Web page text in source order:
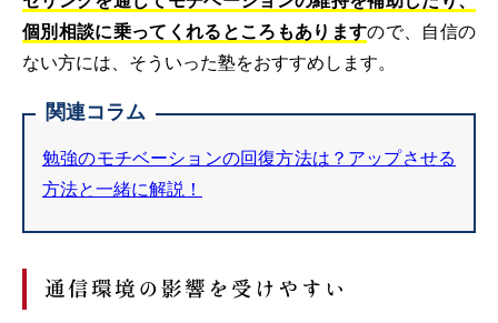
個別相談に乗ってくれるところもありますので、自信の
ない方には、そういった塾をおすすめします。
関連コラム
勉強のモチベーションの回復方法は？アップさせる
方法と一緒に解説！
通信環境の影響を受けやすい